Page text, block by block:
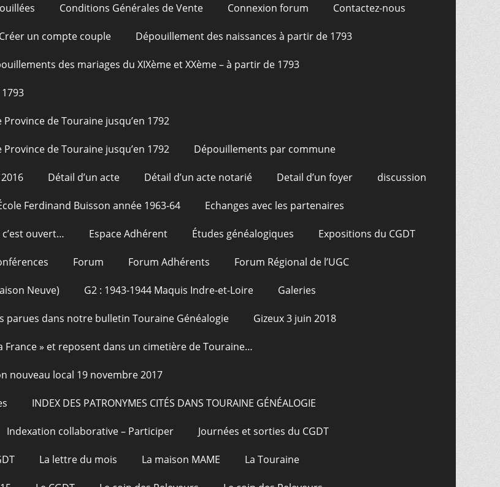
Conditions Générales de Vente Connexion forum Contactez-nous
Créer un compte couple Dépouillement des naissances à partir de 1793
des mariages du XIXème et XXème – à partir de 1793
de Touraine jusqu’en 1792
de Touraine jusqu’en 1792 Dépouillements par commune
Détail d’un acte Détail d’un acte notarié Detail d’un foyer discussion
Ferdinand Buisson année 1963-64 Echanges avec les partenaires
c’est ouvert… Espace Adhérent Études généalogiques Expositions du CGDT
Forum Forum Adhérents Forum Régional de l’UGC
Neuve) G2 : 1943-1944 Maquis Indre-et-Loire Galeries
parues dans notre bulletin Touraine Généalogie Gizeux 3 juin 2018
France » et reposent dans un cimetière de Touraine…
nouveau local 19 novembre 2017
INDEX DES PATRONYMES CITÉS DANS TOURAINE GÉNÉALOGIE
Indexation collaborative – Participer Journées et sorties du CGDT
La lettre du mois La maison MAME La Touraine